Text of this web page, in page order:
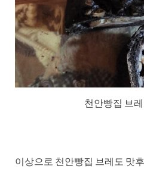
천안빵집 브
이상으로 천안빵집 브레도 맛